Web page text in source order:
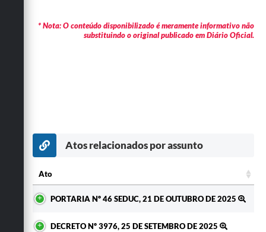
* Nota: O conteúdo disponibilizado é meramente informativo não
substituindo o original publicado em Diário Oficial.
Atos relacionados por assunto
Ato
PORTARIA Nº 46 SEDUC, 21 DE OUTUBRO DE 2025
DECRETO Nº 3976, 25 DE SETEMBRO DE 2025